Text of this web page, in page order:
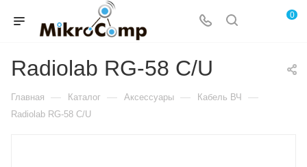
0
Radiolab RG-58 C/U
Главная — Каталог — Аксессуары — Кабель ВЧ —
Radiolab RG-58 C/U